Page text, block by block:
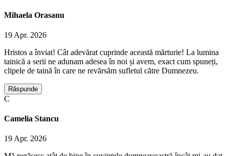
Mihaela Orasanu
19 Apr. 2026
Hristos a înviat! Cât adevărat cuprinde această mărturie! La lumina
tainică a serii ne adunam adesea în noi și avem, exact cum spuneți,
clipele de taină în care ne revărsăm sufletul către Dumnezeu.
Răspunde
C
Camelia Stancu
19 Apr. 2026